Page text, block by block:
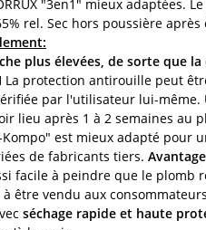
"3en1" mieux adaptées.
rel. Sec hors poussière
plus élevées, de sorte que
La protection antirouille peut
par l'utilisateur lui-même.
lieu après 1 à 2 semaines au
est mieux adapté pour
de fabricants tiers.
facile à peindre que le plomb
être vendu aux
séchage rapide et haute